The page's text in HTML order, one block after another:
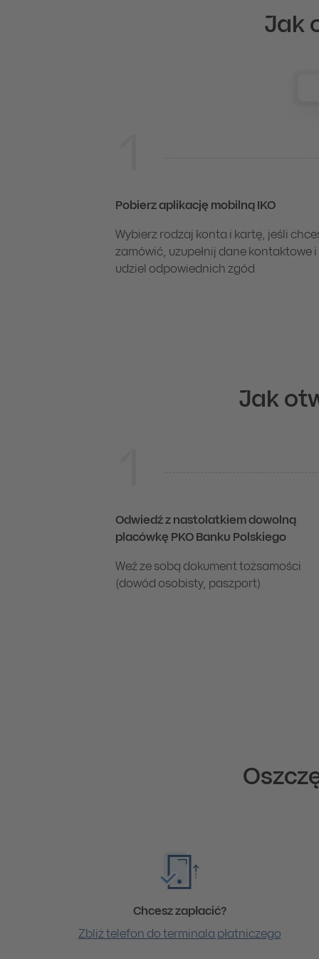
Wypłaty kartą z Jak
Pobierz aplikację mobilną IKO
Wybierz rodzaj konta i kartę, jeśli
zamówić, uzupełnij dane kontaktowe i
udziel odpowiednich zgód
Aktywuj serwis i aplikację IKO nastolatka
Jak
Odwiedź z nastolatkiem dowolną
placówkę PKO Banku Polskiego
Weź ze sobą dokument tożsamości
(dowód osobisty, paszport)
Chcesz zapłacić?
Zbliż telefon do terminala płatniczego